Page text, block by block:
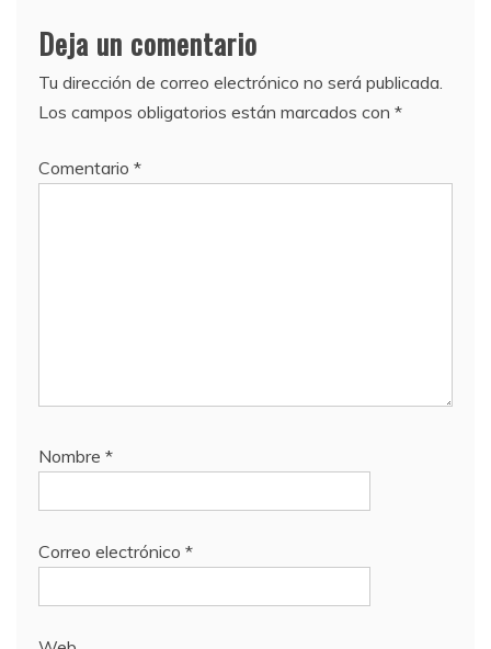
Deja un comentario
Tu dirección de correo electrónico no será publicada.
Los campos obligatorios están marcados con *
Comentario *
Nombre *
Correo electrónico *